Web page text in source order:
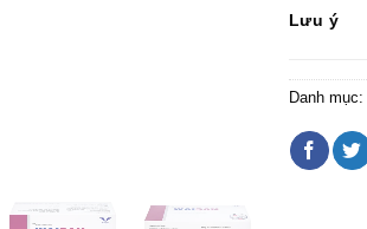
Lưu ý
Danh mục: